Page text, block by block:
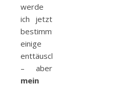
werde
ich jetzt
bestimmt
einige
enttäuschen
– aber
mein